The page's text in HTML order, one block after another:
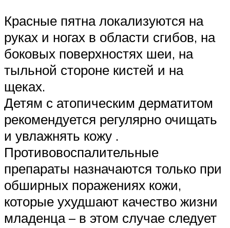
Красные пятна локализуются на
руках и ногах в области сгибов, на
боковых поверхностях шеи, на
тыльной стороне кистей и на
щеках.
Детям с атопическим дерматитом
рекомендуется регулярно очищать
и увлажнять кожу .
Противовоспалительные
препараты назначаются только при
обширных поражениях кожи,
которые ухудшают качество жизни
младенца – в этом случае следует